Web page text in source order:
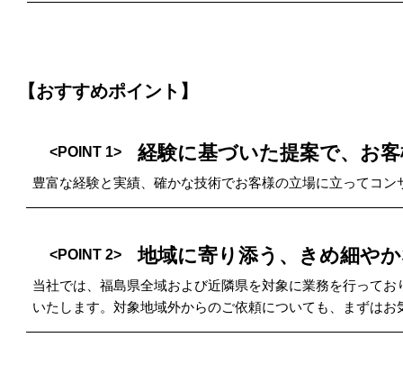
【おすすめポイント】
<POINT 1> 経験に基づいた提案で、お
豊富な経験と実績、確かな技術でお客様の立場に立ってコ
<POINT 2> 地域に寄り添う、きめ細や
当社では、福島県全域および近隣県を対象に業務を行って
いたします。対象地域外からのご依頼についても、まずはお